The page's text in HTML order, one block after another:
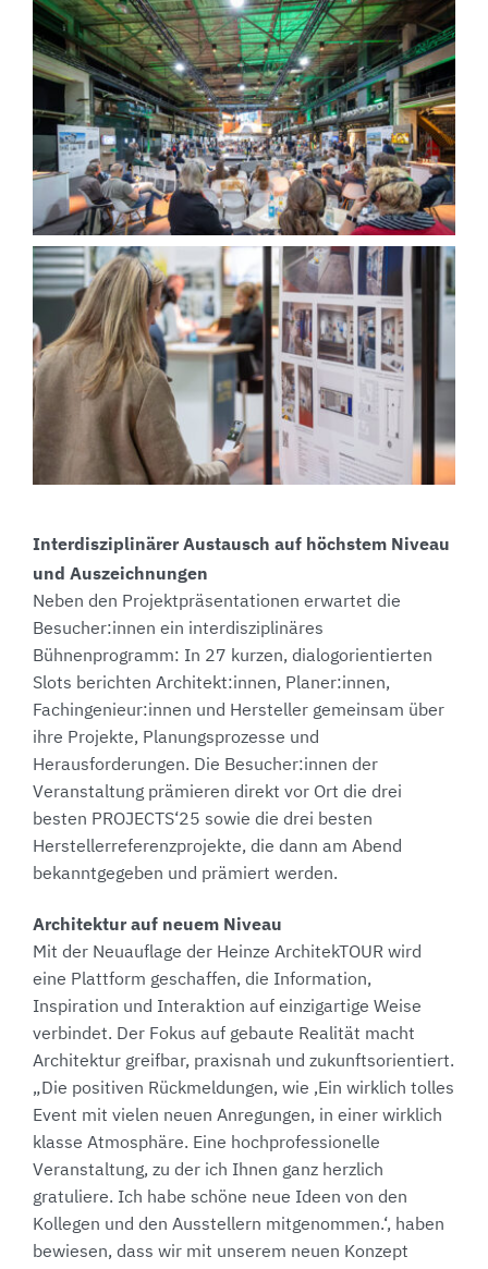
Interdisziplinärer Austausch auf höchstem Niveau
und Auszeichnungen
Neben den Projektpräsentationen erwartet die
Besucher:innen ein interdisziplinäres
Bühnenprogramm: In 27 kurzen, dialogorientierten
Slots berichten Architekt:innen, Planer:innen,
Fachingenieur:innen und Hersteller gemeinsam über
ihre Projekte, Planungsprozesse und
Herausforderungen. Die Besucher:innen der
Veranstaltung prämieren direkt vor Ort die drei
besten PROJECTS‘25 sowie die drei besten
Herstellerreferenzprojekte, die dann am Abend
bekanntgegeben und prämiert werden.
Architektur auf neuem Niveau
Mit der Neuauflage der Heinze ArchitekTOUR wird
eine Plattform geschaffen, die Information,
Inspiration und Interaktion auf einzigartige Weise
verbindet. Der Fokus auf gebaute Realität macht
Architektur greifbar, praxisnah und zukunftsorientiert.
„Die positiven Rückmeldungen, wie ‚Ein wirklich tolles
Event mit vielen neuen Anregungen, in einer wirklich
klasse Atmosphäre. Eine hochprofessionelle
Veranstaltung, zu der ich Ihnen ganz herzlich
gratuliere. Ich habe schöne neue Ideen von den
Kollegen und den Ausstellern mitgenommen.‘, haben
bewiesen, dass wir mit unserem neuen Konzept